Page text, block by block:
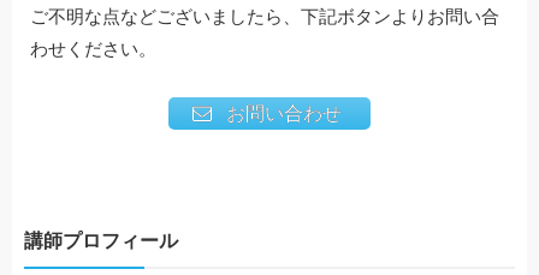
ご不明な点などございましたら、下記ボタンよりお問い合
わせください。
お問い合わせ
講師プロフィール